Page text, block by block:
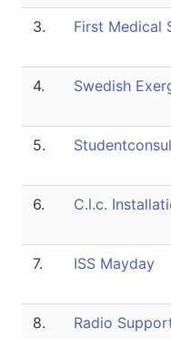
3. First Medical
4. Swedish
5.
6. C.l.c.
7. ISS Mayday
8. Radio